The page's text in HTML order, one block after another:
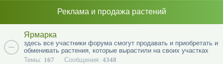
Реклама и продажа растений
Ярмарка
здесь все участники форума смогут продавать и приобретать и
обменивать растения, которые вырастили на своих участках
Темы: 167 Сообщения: 4348